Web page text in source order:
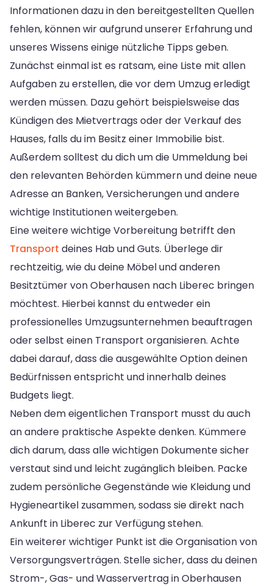
Informationen dazu in den bereitgestellten Quellen
fehlen, können wir aufgrund unserer Erfahrung und
unseres Wissens einige nützliche Tipps geben.
Zunächst einmal ist es ratsam, eine Liste mit allen
Aufgaben zu erstellen, die vor dem Umzug erledigt
werden müssen. Dazu gehört beispielsweise das
Kündigen des Mietvertrags oder der Verkauf des
Hauses, falls du im Besitz einer Immobilie bist.
Außerdem solltest du dich um die Ummeldung bei
den relevanten Behörden kümmern und deine neue
Adresse an Banken, Versicherungen und andere
wichtige Institutionen weitergeben.
Eine weitere wichtige Vorbereitung betrifft den
Transport deines Hab und Guts. Überlege dir
rechtzeitig, wie du deine Möbel und anderen
Besitztümer von Oberhausen nach Liberec bringen
möchtest. Hierbei kannst du entweder ein
professionelles Umzugsunternehmen beauftragen
oder selbst einen Transport organisieren. Achte
dabei darauf, dass die ausgewählte Option deinen
Bedürfnissen entspricht und innerhalb deines
Budgets liegt.
Neben dem eigentlichen Transport musst du auch
an andere praktische Aspekte denken. Kümmere
dich darum, dass alle wichtigen Dokumente sicher
verstaut sind und leicht zugänglich bleiben. Packe
zudem persönliche Gegenstände wie Kleidung und
Hygieneartikel zusammen, sodass sie direkt nach
Ankunft in Liberec zur Verfügung stehen.
Ein weiterer wichtiger Punkt ist die Organisation von
Versorgungsverträgen. Stelle sicher, dass du deinen
Strom-, Gas- und Wasservertrag in Oberhausen